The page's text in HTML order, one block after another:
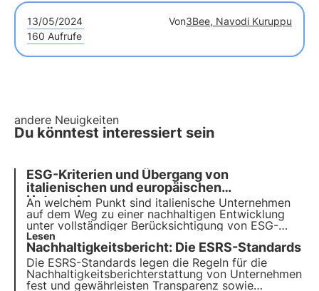
13/05/2024 Von3Bee, Navodi Kuruppu
160 Aufrufe
andere Neuigkeiten
Du könntest interessiert sein
ESG-Kriterien und Übergang von
italienischen und europäischen
Unternehmen
An welchem Punkt sind italienische Unternehmen
auf dem Weg zu einer nachhaltigen Entwicklung
unter vollständiger Berücksichtigung von ESG-
Faktoren? Laut dem ESG Outlook von CRIF ist
Italien auf dem richtigen Weg, aber der Übergang
zu den Zielen der Agenda 2030 zum Schutz der
biologischen Vielfalt ist noch weit entfernt.
Lesen
Nachhaltigkeitsbericht: Die ESRS-Standards
Die ESRS-Standards legen die Regeln für die
Nachhaltigkeitsberichterstattung von Unternehmen
fest und gewährleisten Transparenz sowie